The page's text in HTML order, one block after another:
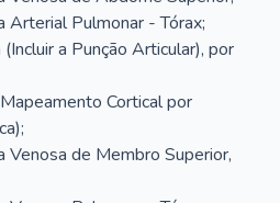
Arterial Pulmonar - Tórax;
a Punção Articular), por
Cortical por
Venosa de Membro Superior,